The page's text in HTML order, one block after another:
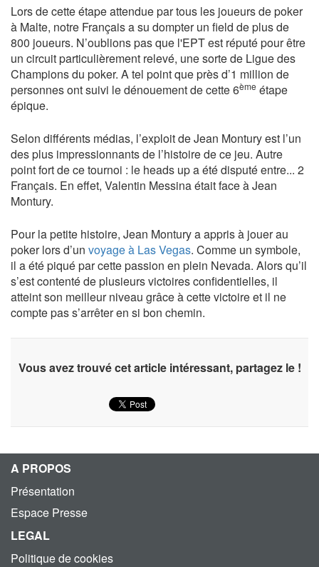
Lors de cette étape attendue par tous les joueurs de poker
à Malte, notre Français a su dompter un field de plus de
800 joueurs. N’oublions pas que l'EPT est réputé pour être
un circuit particulièrement relevé, une sorte de Ligue des
Champions du poker. A tel point que près d’1 million de
personnes ont suivi le dénouement de cette 6ème étape
épique.
Selon différents médias, l’exploit de Jean Montury est l’un
des plus impressionnants de l’histoire de ce jeu. Autre
point fort de ce tournoi : le heads up a été disputé entre... 2
Français. En effet, Valentin Messina était face à Jean
Montury.
Pour la petite histoire, Jean Montury a appris à jouer au
poker lors d’un voyage à Las Vegas. Comme un symbole,
il a été piqué par cette passion en plein Nevada. Alors qu’il
s’est contenté de plusieurs victoires confidentielles, il
atteint son meilleur niveau grâce à cette victoire et il ne
compte pas s’arrêter en si bon chemin.
Vous avez trouvé cet article intéressant, partagez le !
A PROPOS
Présentation
Espace Presse
LEGAL
Politique de cookies